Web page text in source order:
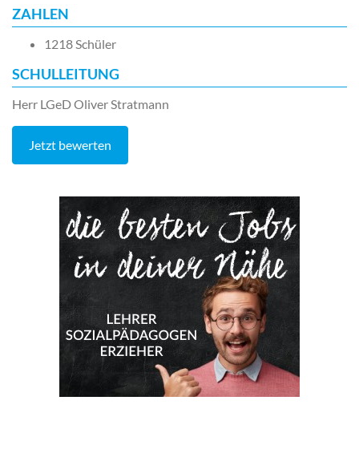
ZAHLEN
1218 Schüler
SCHULLEITUNG
Herr LGeD Oliver Stratmann
Jetzt bewerten